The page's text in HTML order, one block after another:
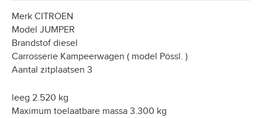
Merk CITROEN
Model JUMPER
Brandstof diesel
Carrosserie Kampeerwagen ( model Pössl. )
Aantal zitplaatsen 3
leeg 2.520 kg
Maximum toelaatbare massa 3.300 kg